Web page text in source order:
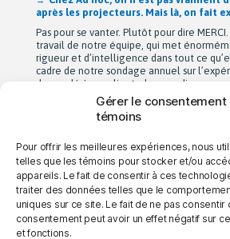
Gérer le consentement
témoins
Pour offrir les meilleures expériences, nous
telles que les témoins pour stocker et/ou
appareils. Le fait de consentir à ces
traiter des données telles que le
uniques sur ce site. Le fait de ne pas consentir
consentement peut avoir un effet négatif sur
et fonctions.
Michel Berne et Stéphan Harris
étape bien méritée : la retraite.
De leurs modestes appartements
de près de 90 employés devenue une
domaine au Québec, leur parcours est
delà de la croissance, ils auront surtout
profondément humaine fondée sur la
bienveillance et le plaisir de travailler
transition a été amorcée […]
→ NOUS JOINDRE → CARRIÈRES →